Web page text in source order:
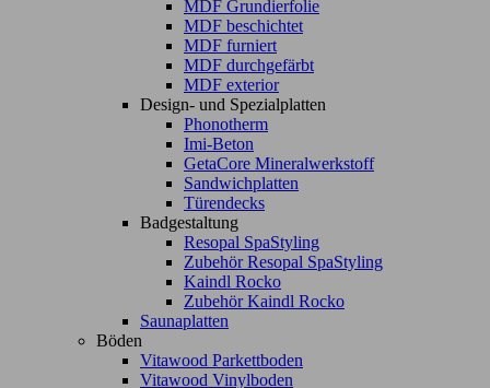
MDF Grundierfolie
MDF beschichtet
MDF furniert
MDF durchgefärbt
MDF exterior
Design- und Spezialplatten
Phonotherm
Imi-Beton
GetaCore Mineralwerkstoff
Sandwichplatten
Türendecks
Badgestaltung
Resopal SpaStyling
Zubehör Resopal SpaStyling
Kaindl Rocko
Zubehör Kaindl Rocko
Saunaplatten
Böden
Vitawood Parkettboden
Vitawood Vinylboden